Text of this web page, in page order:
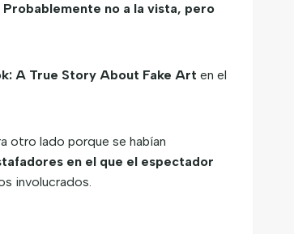
no a la vista, pero
A True Story About Fake Art en el
otro lado porque se habían
en el que el espectador
involucrados.